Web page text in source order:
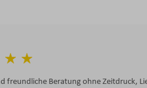
freundliche Beratung ohne Zeitdruck,